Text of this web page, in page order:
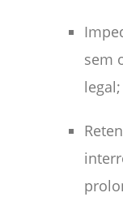
sem
legal;